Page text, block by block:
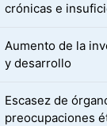
crónicas e
Aumento de la
y desarrollo
Escasez de
preocupaciones